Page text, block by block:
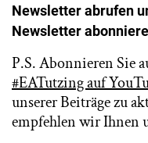
Newsletter abrufen
Newsletter
P.S. Abonnieren Sie
#EATutzing auf
unserer Beiträge zu
empfehlen wir Ihnen